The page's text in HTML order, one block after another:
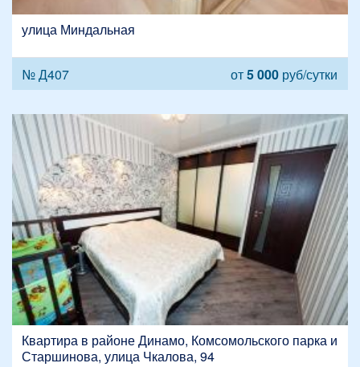
улица Миндальная
№ Д407 от5 000 руб/сутки
Квартира в районе Динамо, Комсомольского парка и
Старшинова, улица Чкалова, 94